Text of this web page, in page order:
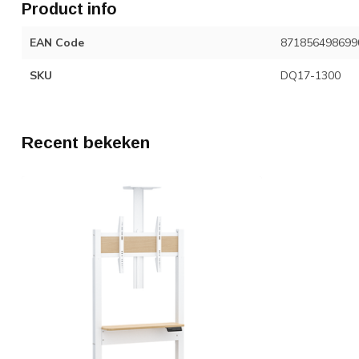
Product info
EAN Code
SKU DQ17-1300
Recent bekeken